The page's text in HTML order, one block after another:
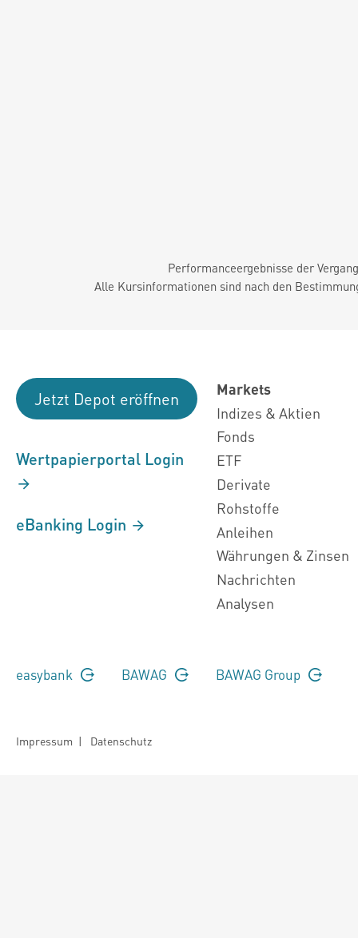
Performanceergebnisse der
Alle Kursinformationen sind nach den
Jetzt Depot eröffnen
Wertpapierportal Login
eBanking Login
Markets
Indizes & Aktien
Fonds
ETF
Derivate
Rohstoffe
Anleihen
Währungen & Zinsen
Nachrichten
Analysen
easybank BAWAG BAWAG Group
Impressum | Datenschutz